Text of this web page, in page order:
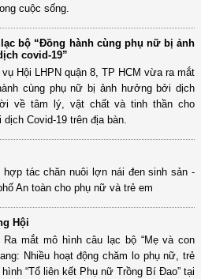
cuộc sống.
lạc bộ “Đồng hành cùng phụ nữ bị ảnh
covid-19”
Hội LHPN quận 8, TP HCM vừa ra mắt
cùng phụ nữ bị ảnh hưởng bởi dịch
về tâm lý, vật chất và tinh thần cho
Covid-19 trên địa bàn.
hợp tác chăn nuôi lợn nái đen sinh sản -
An toàn cho phụ nữ và trẻ em
Hội
mắt mô hình câu lạc bộ “Mẹ và con
Nhiều hoạt động chăm lo phụ nữ, trẻ
“Tổ liên kết Phụ nữ Trồng Bí Đao” tại